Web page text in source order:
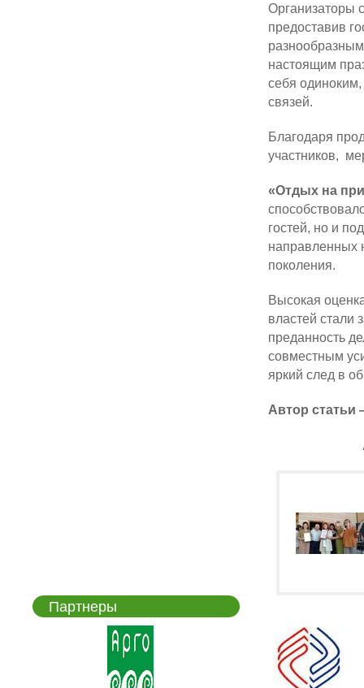
Организаторы
предоставив
настоящим
себя
связей.
Благодаря
участников,
«Отдых на
гостей, но и
направленных
поколения.
Высокая
властей стали
преданность
совместным
яркий след в
Автор статьи
Партнеры